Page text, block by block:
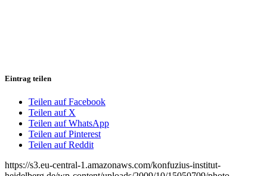
Eintrag teilen
Teilen auf Facebook
Teilen auf X
Teilen auf WhatsApp
Teilen auf Pinterest
Teilen auf Reddit
https://s3.eu-central-1.amazonaws.com/konfuzius-institut-